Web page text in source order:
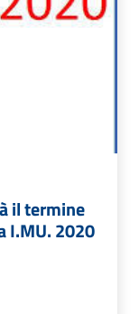
il termine
I.MU. 2020